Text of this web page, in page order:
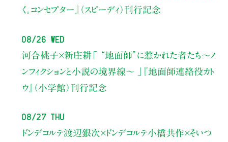
く。コンセプター』（スピーディ）刊行記念
08/26 Wed
河合桃子×新庄耕「 “地面師”に惹かれた者たち〜ノ
ンフィクションと小説の境界線〜 」
『地面師連絡役カト
ウ』（小学館）刊行記念
08/27 Thu
ドンデコルテ渡辺銀次×ドンデコルテ小橋共作×そいつ